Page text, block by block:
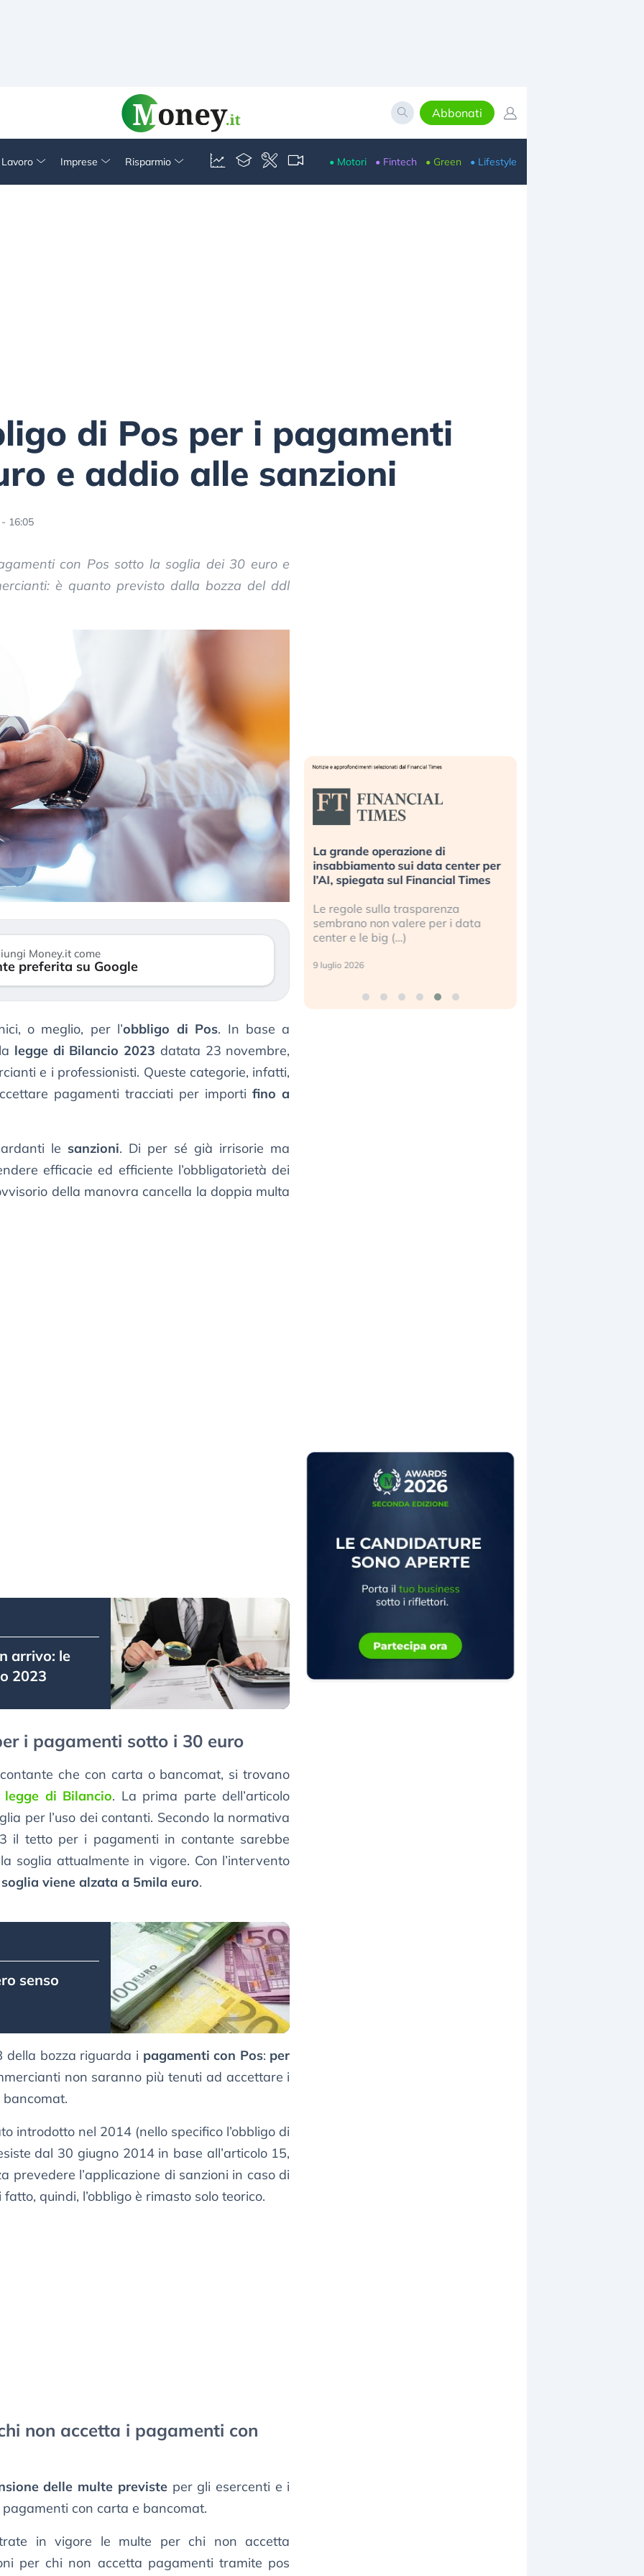
Abbonati
Imprese Risparmio • Motori • Fintech • Green • Lifestyle
di Pos per i pagamenti
e addio alle sanzioni
16:05
con Pos sotto la soglia dei 30 euro e
è quanto previsto dalla bozza del ddl
Money.it come
preferita su Google
o meglio, per l’obbligo di Pos. In base a
legge di Bilancio 2023 datata 23 novembre,
e i professionisti. Queste categorie, infatti,
pagamenti tracciati per importifino a
le sanzioni. Di per sé già irrisorie ma
efficacie ed efficiente l’obbligatorietà dei
della manovra cancella la doppia multa
arrivo: le
2023
i pagamenti sotto i 30 euro
che con carta o bancomat, si trovano
legge di Bilancio. La prima parte dell’articolo
per l’uso dei contanti. Secondo la normativa
il tetto per i pagamenti in contante sarebbe
soglia attualmente in vigore. Con l’intervento
soglia viene alzata a 5mila euro.
senso
della bozza riguarda i pagamenti con Pos: per
non saranno più tenuti ad accettare i
introdotto nel 2014 (nello specifico l’obbligo di
dal 30 giugno 2014 in base all’articolo 15,
prevedere l’applicazione di sanzioni in caso di
quindi, l’obbligo è rimasto solo teorico.
non accetta i pagamenti con
delle multe previsteper gli esercenti e i
con carta e bancomat.
in vigore le multe per chi non accetta
per chi non accetta pagamenti tramite pos
più
sta
Russia e Cina pronti a spegnere
Starlink. Gli investitori stanno
sottovalutando il rischio?
ignorare il rischio geopolitico: il (…)
17 luglio 2026
La grande operazione di
insabbiamento sui data center per
l’AI, spiegata sul Financial Times
Le regole sulla trasparenza
sembrano non valere per i data
center e le big (…)
9 luglio 2026